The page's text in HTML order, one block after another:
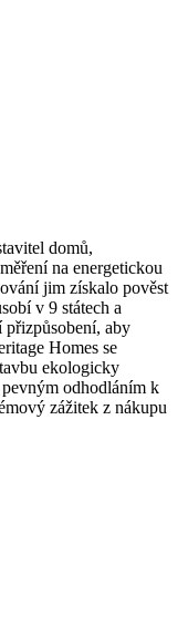
domů,
na energetickou
jim získalo pověst
v 9 státech a
přizpůsobení, aby
Homes se
ekologicky
odhodláním k
zážitek z nákupu